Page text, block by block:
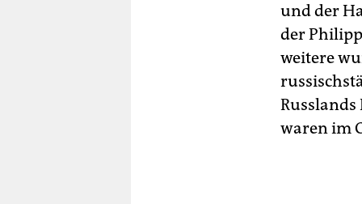
und der
der
weitere
waren im